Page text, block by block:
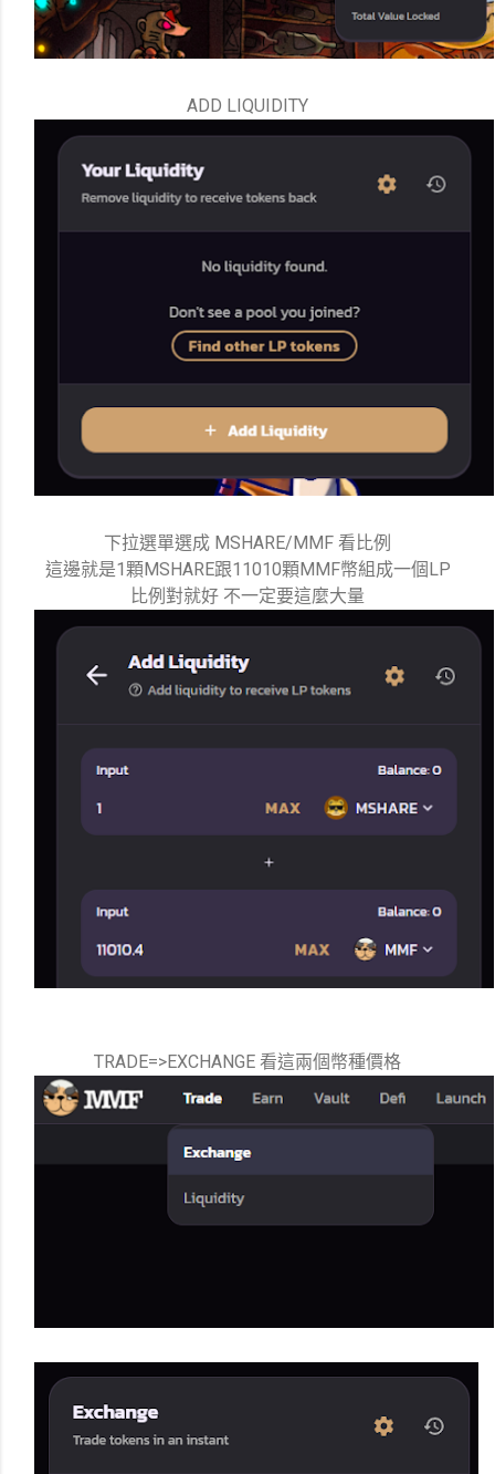
ADD LIQUIDITY
下拉選單選成 MSHARE/MMF 看比例
這邊就是1顆MSHARE跟11010顆MMF幣組成一個LP
比例對就好 不一定要這麼大量
TRADE=>EXCHANGE 看這兩個幣種價格